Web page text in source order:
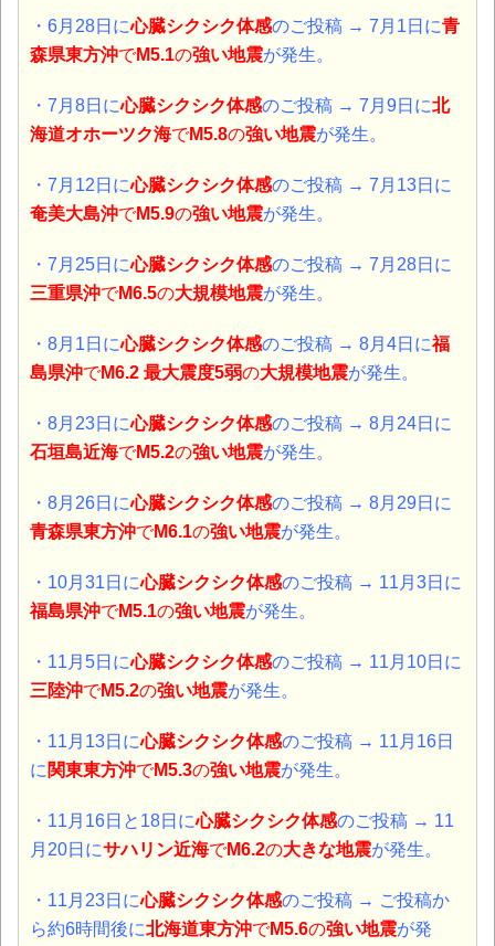
・6月28日に心臓シクシク体感のご投稿 → 7月1日に青
森県東方沖でM5.1の強い地震が発生。
・7月8日に心臓シクシク体感のご投稿 → 7月9日に北
海道オホーツク海でM5.8の強い地震が発生。
・7月12日に心臓シクシク体感のご投稿 → 7月13日に
奄美大島沖でM5.9の強い地震が発生。
・7月25日に心臓シクシク体感のご投稿 → 7月28日に
三重県沖でM6.5の大規模地震が発生。
・8月1日に心臓シクシク体感のご投稿 → 8月4日に福
島県沖でM6.2 最大震度5弱の大規模地震が発生。
・8月23日に心臓シクシク体感のご投稿 → 8月24日に
石垣島近海でM5.2の強い地震が発生。
・8月26日に心臓シクシク体感のご投稿 → 8月29日に
青森県東方沖でM6.1の強い地震が発生。
・10月31日に心臓シクシク体感のご投稿 → 11月3日に
福島県沖でM5.1の強い地震が発生。
・11月5日に心臓シクシク体感のご投稿 → 11月10日に
三陸沖でM5.2の強い地震が発生。
・11月13日に心臓シクシク体感のご投稿 → 11月16日
に 関東東方沖でM5.3の強い地震が発生。
・11月16日と18日に心臓シクシク体感のご投稿 → 11
月20日にサハリン近海でM6.2の大きな地震が発生。
・11月23日に心臓シクシク体感のご投稿 → ご投稿か
ら約6時間後に北海道東方沖でM5.6の強い地震が発